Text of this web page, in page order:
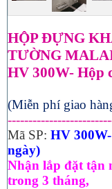
HỘP ĐỰNG
TƯỜNG
HV 300W- Hộp
(Miễn phí giao
Mã SP: HV
ngày)
Nhận lắp đặt tận
trong 3 tháng,